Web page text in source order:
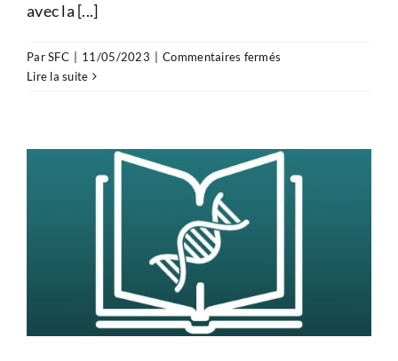
avec la [...]
ParSFC 11/05/2023 Commentaires fermés
cardiopathie
congénitale
Lire la suite